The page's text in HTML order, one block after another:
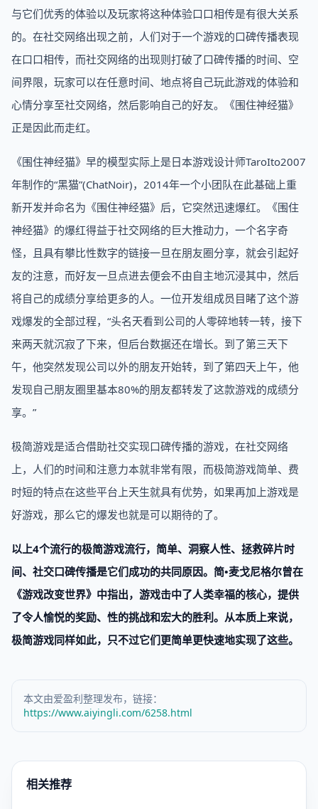
与它们优秀的体验以及玩家将这种体验口口相传是有很大关系
的。在社交网络出现之前，人们对于一个游戏的口碑传播表现
在口口相传，而社交网络的出现则打破了口碑传播的时间、空
间界限，玩家可以在任意时间、地点将自己玩此游戏的体验和
心情分享至社交网络，然后影响自己的好友。《围住神经猫》
正是因此而走红。
《围住神经猫》早的模型实际上是日本游戏设计师TaroIto2007
年制作的“黑猫”(ChatNoir)，2014年一个小团队在此基础上重
新开发并命名为《围住神经猫》后，它突然迅速爆红。《围住
神经猫》的爆红得益于社交网络的巨大推动力，一个名字奇
怪，且具有攀比性数字的链接一旦在朋友圈分享，就会引起好
友的注意，而好友一旦点进去便会不由自主地沉浸其中，然后
将自己的成绩分享给更多的人。一位开发组成员目睹了这个游
戏爆发的全部过程，“头名天看到公司的人零碎地转一转，接下
来两天就沉寂了下来，但后台数据还在增长。到了第三天下
午，他突然发现公司以外的朋友开始转，到了第四天上午，他
发现自己朋友圈里基本80%的朋友都转发了这款游戏的成绩分
享。”
极简游戏是适合借助社交实现口碑传播的游戏，在社交网络
上，人们的时间和注意力本就非常有限，而极简游戏简单、费
时短的特点在这些平台上天生就具有优势，如果再加上游戏是
好游戏，那么它的爆发也就是可以期待的了。
以上4个流行的极简游戏流行，简单、洞察人性、拯救碎片时
间、社交口碑传播是它们成功的共同原因。简•麦戈尼格尔曾在
《游戏改变世界》中指出，游戏击中了人类幸福的核心，提供
了令人愉悦的奖励、性的挑战和宏大的胜利。从本质上来说，
极简游戏同样如此，只不过它们更简单更快速地实现了这些。
本文由爱盈利整理发布，链接：
https://www.aiyingli.com/6258.html
相关推荐